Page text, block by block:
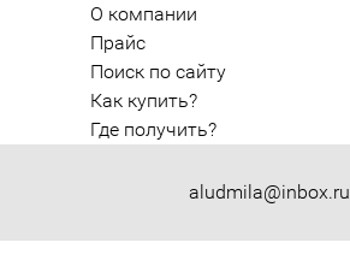
aludmila@inbox.ru
О компании
Прайс
Поиск по сайту
Как купить?
Где получить?